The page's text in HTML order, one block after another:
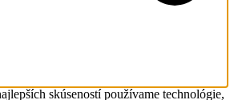
skúseností používame technológie,